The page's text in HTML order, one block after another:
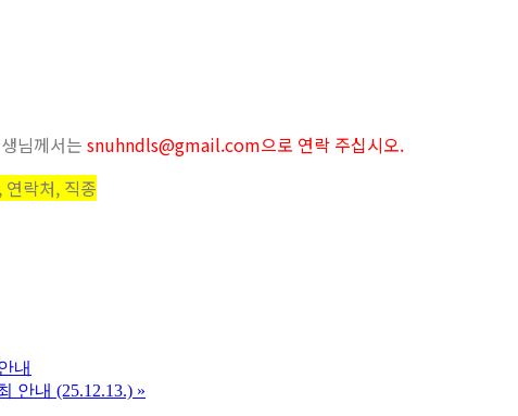
님께서는 snuhndls@gmail.com으로 연락 주십시오.
락처, 직종
내
안내 (25.12.13.) »